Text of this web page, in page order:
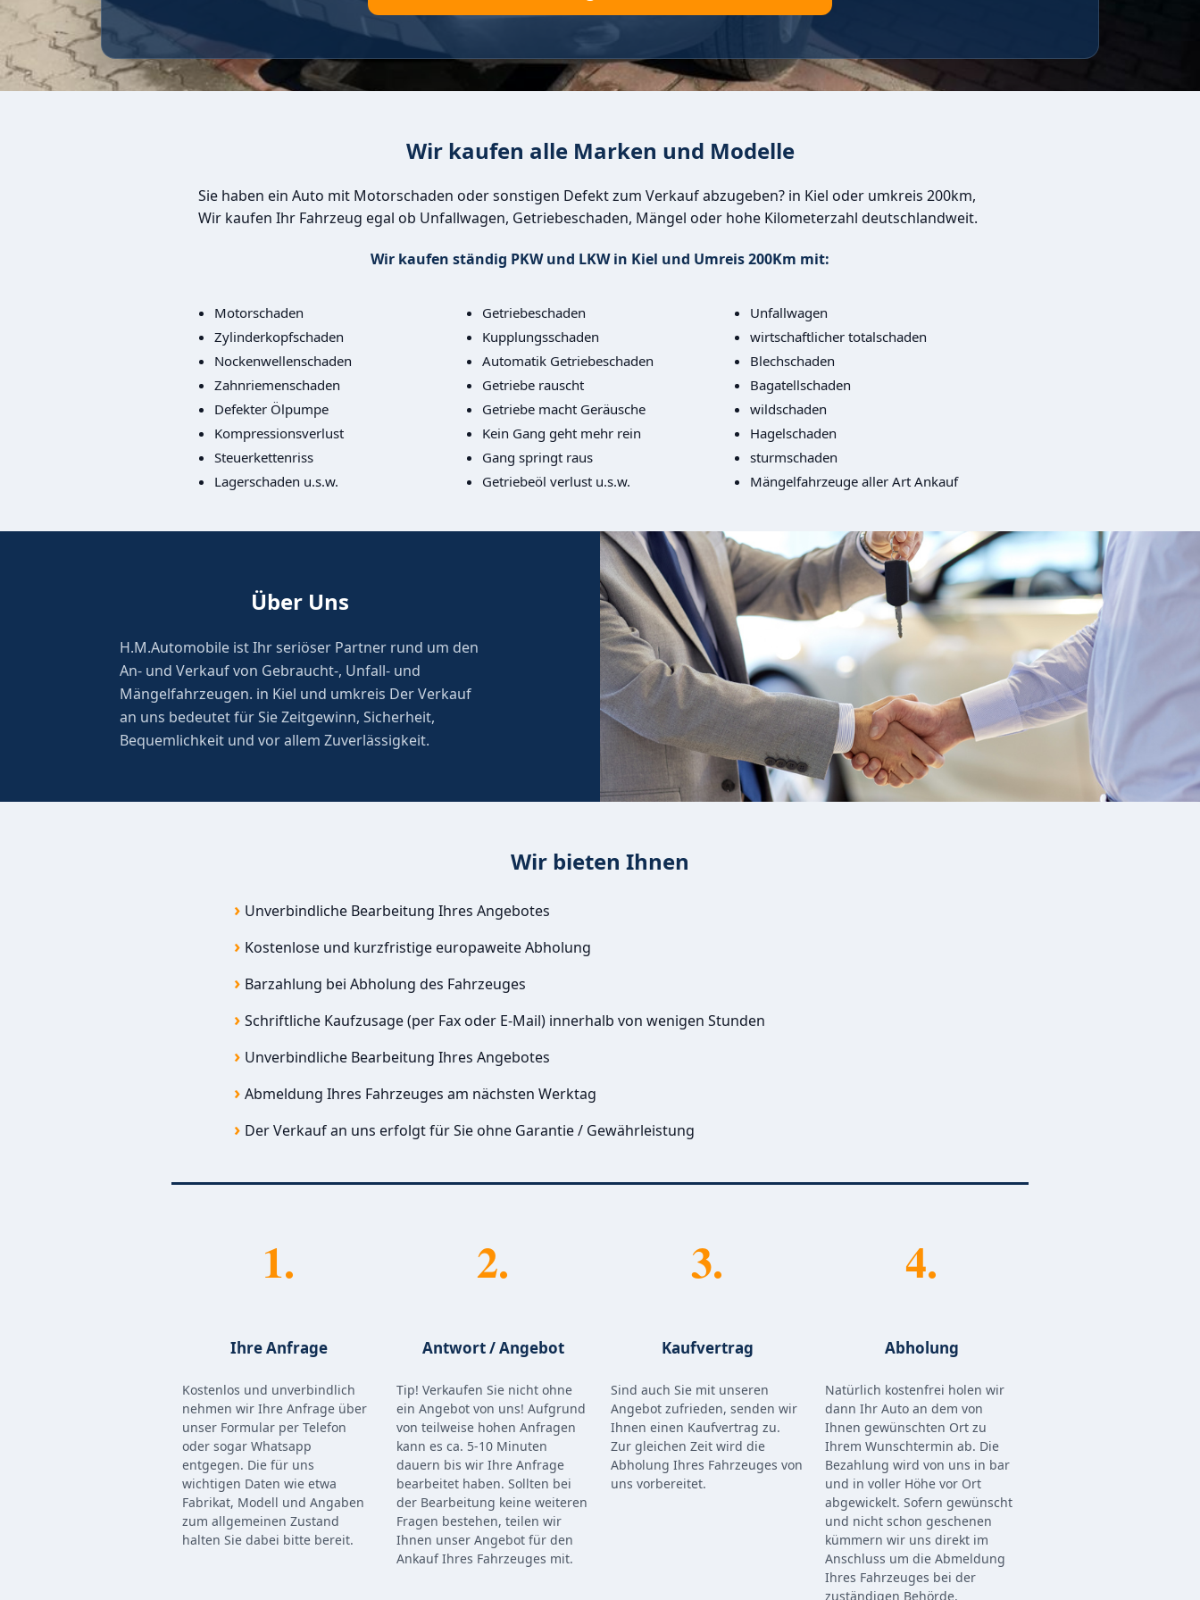
Wir kaufen alle Marken und Modelle
Sie haben ein Auto mit Motorschaden oder sonstigen Defekt zum Verkauf abzugeben? in Kiel oder umkreis 200km,
Wir kaufen Ihr Fahrzeug egal ob Unfallwagen, Getriebeschaden, Mängel oder hohe Kilometerzahl deutschlandweit.
Wir kaufen ständig PKW und LKW in Kiel und Umreis 200Km mit:
Motorschaden
Zylinderkopfschaden
Nockenwellenschaden
Zahnriemenschaden
Defekter Ölpumpe
Kompressionsverlust
Steuerkettenriss
Lagerschaden u.s.w.
Getriebeschaden
Kupplungsschaden
Automatik Getriebeschaden
Getriebe rauscht
Getriebe macht Geräusche
Kein Gang geht mehr rein
Gang springt raus
Getriebeöl verlust u.s.w.
Unfallwagen
wirtschaftlicher totalschaden
Blechschaden
Bagatellschaden
wildschaden
Hagelschaden
sturmschaden
Mängelfahrzeuge aller Art Ankauf
Über Uns
H.M.Automobile ist Ihr seriöser Partner rund um den
An- und Verkauf von Gebraucht-, Unfall- und
Mängelfahrzeugen. in Kiel und umkreis Der Verkauf
an uns bedeutet für Sie Zeitgewinn, Sicherheit,
Bequemlichkeit und vor allem Zuverlässigkeit.
Wir bieten Ihnen
Unverbindliche Bearbeitung Ihres Angebotes
Kostenlose und kurzfristige europaweite Abholung
Barzahlung bei Abholung des Fahrzeuges
Schriftliche Kaufzusage (per Fax oder E-Mail) innerhalb von wenigen Stunden
Unverbindliche Bearbeitung Ihres Angebotes
Abmeldung Ihres Fahrzeuges am nächsten Werktag
Der Verkauf an uns erfolgt für Sie ohne Garantie / Gewährleistung
1.
Ihre Anfrage
Kostenlos und unverbindlich
nehmen wir Ihre Anfrage über
unser Formular per Telefon
oder sogar Whatsapp
entgegen. Die für uns
wichtigen Daten wie etwa
Fabrikat, Modell und Angaben
zum allgemeinen Zustand
halten Sie dabei bitte bereit.
2.
Antwort / Angebot
Tip! Verkaufen Sie nicht ohne
ein Angebot von uns! Aufgrund
von teilweise hohen Anfragen
kann es ca. 5-10 Minuten
dauern bis wir Ihre Anfrage
bearbeitet haben. Sollten bei
der Bearbeitung keine weiteren
Fragen bestehen, teilen wir
Ihnen unser Angebot für den
Ankauf Ihres Fahrzeuges mit.
3.
Kaufvertrag
Sind auch Sie mit unseren
Angebot zufrieden, senden wir
Ihnen einen Kaufvertrag zu.
Zur gleichen Zeit wird die
Abholung Ihres Fahrzeuges von
uns vorbereitet.
4.
Abholung
Natürlich kostenfrei holen wir
dann Ihr Auto an dem von
Ihnen gewünschten Ort zu
Ihrem Wunschtermin ab. Die
Bezahlung wird von uns in bar
und in voller Höhe vor Ort
abgewickelt. Sofern gewünscht
und nicht schon geschenen
kümmern wir uns direkt im
Anschluss um die Abmeldung
Ihres Fahrzeuges bei der
zuständigen Behörde.